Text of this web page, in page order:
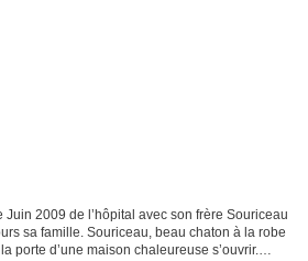
2009 de l’hôpital avec son frère Souriceau
sa famille. Souriceau, beau chaton à la robe
porte d’une maison chaleureuse s’ouvrir.